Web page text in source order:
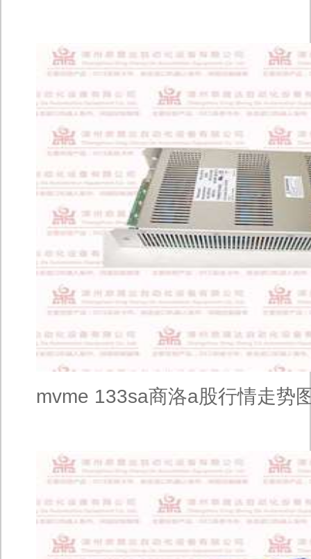
mvme 133sa商洛a股行情走势